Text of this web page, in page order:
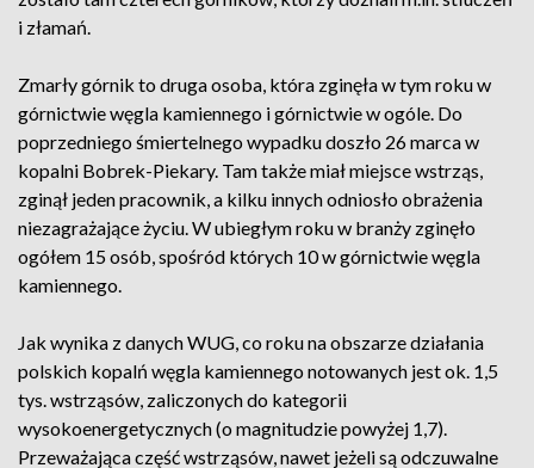
i złamań.
Zmarły górnik to druga osoba, która zginęła w tym roku w
górnictwie węgla kamiennego i górnictwie w ogóle. Do
poprzedniego śmiertelnego wypadku doszło 26 marca w
kopalni Bobrek-Piekary. Tam także miał miejsce wstrząs,
zginął jeden pracownik, a kilku innych odniosło obrażenia
niezagrażające życiu. W ubiegłym roku w branży zginęło
ogółem 15 osób, spośród których 10 w górnictwie węgla
kamiennego.
Jak wynika z danych WUG, co roku na obszarze działania
polskich kopalń węgla kamiennego notowanych jest ok. 1,5
tys. wstrząsów, zaliczonych do kategorii
wysokoenergetycznych (o magnitudzie powyżej 1,7).
Przeważająca część wstrząsów, nawet jeżeli są odczuwalne